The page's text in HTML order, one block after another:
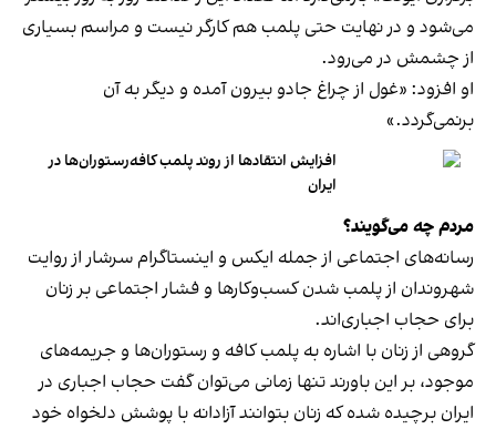
می‌شود و در نهایت حتی پلمب هم کارگر نیست و مراسم بسیاری
از چشمش در می‌رود.
او افزود: «غول از چراغ جادو بیرون آمده و دیگر به آن
برنمی‎‌گردد.»
افزایش انتقادها از روند پلمب کافه‌رستوران‌ها در
ایران
مردم چه می‌گویند؟
رسانه‎‌های اجتماعی از جمله ایکس و اینستاگرام سرشار از روایت
شهروندان از پلمب شدن کسب‌وکارها و فشار اجتماعی بر زنان
برای حجاب اجباری‌اند.
گروهی از زنان با اشاره به پلمب کافه و رستوران‌ها و جریمه‌های
موجود، بر این باورند تنها زمانی می‌توان گفت حجاب اجباری در
ایران برچیده شده که زنان بتوانند آزادانه با پوشش دلخواه خود